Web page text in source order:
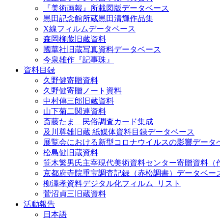
『美術画報』所載図版データベース
黒田記念館所蔵黒田清輝作品集
X線フィルムデータベース
森岡柳蔵旧蔵資料
國華社旧蔵写真資料データベース
今泉雄作『記事珠』
資料目録
久野健寄贈資料
久野健寄贈ノート資料
中村傳三郎旧蔵資料
山下菊二関連資料
斎藤たま 民俗調査カード集成
及川尊雄旧蔵 紙媒体資料目録データベース
展覧会における新型コロナウイルスの影響データ
松島健旧蔵資料
笹木繁男氏主宰現代美術資料センター寄贈資料（
京都府寺院重宝調査記録（赤松調書）データベー
柳澤孝資料デジタル化フィルム_リスト
菅沼貞三旧蔵資料
活動報告
日本語